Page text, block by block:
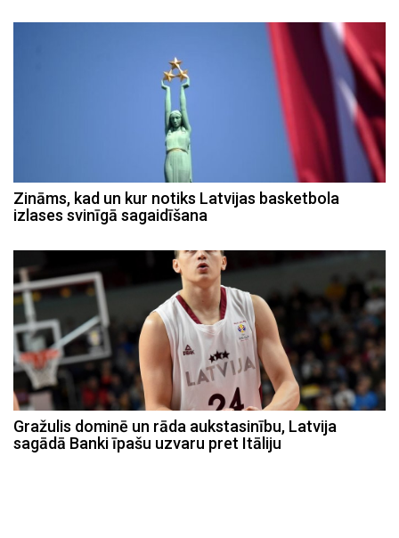
Zināms, kad un kur notiks Latvijas basketbola
izlases svinīgā sagaidīšana
Gražulis dominē un rāda aukstasinību, Latvija
sagādā Banki īpašu uzvaru pret Itāliju